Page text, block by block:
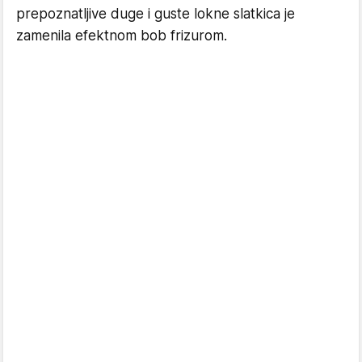
prepoznatljive duge i guste lokne slatkica je
zamenila efektnom bob frizurom.